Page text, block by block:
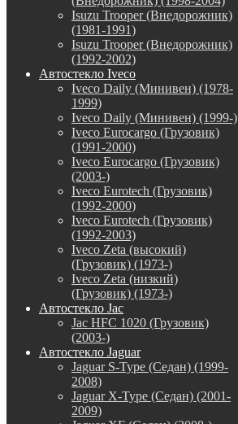
Isuzu Trooper (Внедорожник)
(1981-1991)
Isuzu Trooper (Внедорожник)
(1992-2002)
Автостекло Iveco
Iveco Daily (Минивен) (1978-
1999)
Iveco Daily (Минивен) (1999-)
Iveco Eurocargo (Грузовик)
(1991-2000)
Iveco Eurocargo (Грузовик)
(2003-)
Iveco Eurotech (Грузовик)
(1992-2000)
Iveco Eurotech (Грузовик)
(1992-2003)
Iveco Zeta (высокий)
(Грузовик) (1973-)
Iveco Zeta (низкий)
(Грузовик) (1973-)
Автостекло Jac
Jac HFC 1020 (Грузовик)
(2003-)
Автостекло Jaguar
Jaguar S-Type (Седан) (1999-
2008)
Jaguar X-Type (Седан) (2001-
2009)